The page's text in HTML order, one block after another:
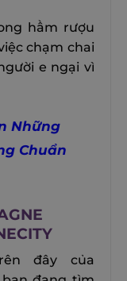
hầm rượu
chạm chai
e ngại vì
Những
Chuẩn
đây của